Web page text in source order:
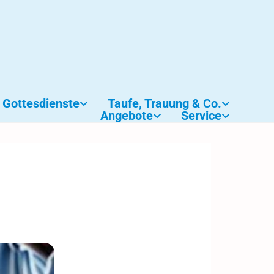
Gottesdienste
Taufe, Trauung & Co.
Angebote
Service